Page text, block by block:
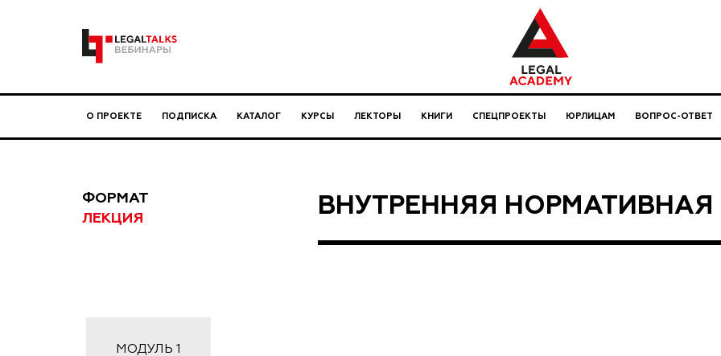
О ПРОЕКТЕ ПОДПИСКА КАТАЛОГ КУРСЫ ЛЕКТОРЫ КНИГИ СПЕЦПРОЕКТЫ ЮРЛИЦАМ ВОПРОС-ОТВЕТ
ФОРМАТ
ЛЕКЦИЯ
ВНУТРЕННЯЯ
МОДУЛЬ 1